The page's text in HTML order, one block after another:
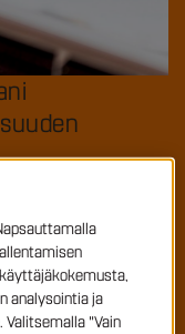
yhteistyössä Sihdin
osaamista
analysointia ja
"Vain